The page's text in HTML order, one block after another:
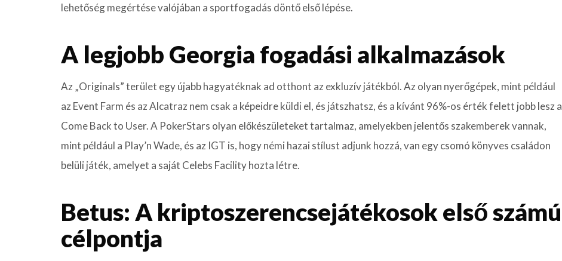
lehetőség megértése valójában a sportfogadás döntő első lépése.
A legjobb Georgia fogadási alkalmazások
Az „Originals” terület egy újabb hagyatéknak ad otthont az exkluzív játékból. Az olyan nyerőgépek, mint például
az Event Farm és az Alcatraz nem csak a képeidre küldi el, és játszhatsz, és a kívánt 96%-os érték felett jobb lesz a
Come Back to User. A PokerStars olyan előkészületeket tartalmaz, amelyekben jelentős szakemberek vannak,
mint például a Play’n Wade, és az IGT is, hogy némi hazai stílust adjunk hozzá, van egy csomó könyves családon
belüli játék, amelyet a saját Celebs Facility hozta létre.
Betus: A kriptoszerencsejátékosok első számú
célpontja